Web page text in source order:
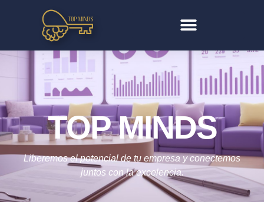
TOP MINDS
Liberemos el potencial de tu empresa y conectemos
juntos con la excelencia.